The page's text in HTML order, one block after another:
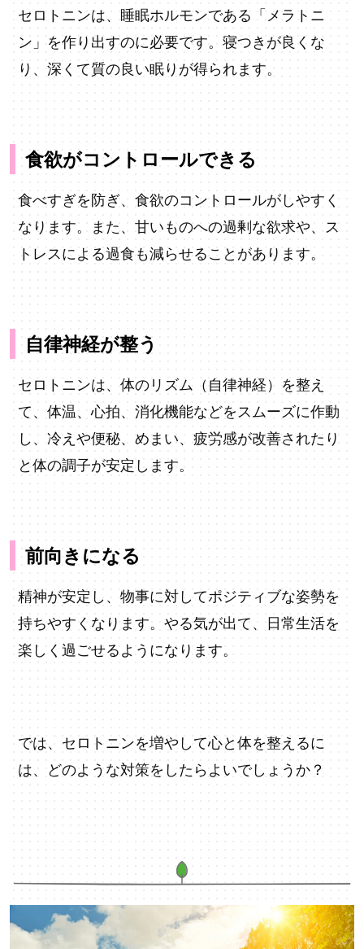
セロトニンは、睡眠ホルモンである「メラトニ
ン」を作り出すのに必要です。寝つきが良くな
り、深くて質の良い眠りが得られます。
食欲がコントロールできる
食べすぎを防ぎ、食欲のコントロールがしやすく
なります。また、甘いものへの過剰な欲求や、ス
トレスによる過食も減らせることがあります。
自律神経が整う
セロトニンは、体のリズム（自律神経）を整え
て、体温、心拍、消化機能などをスムーズに作動
し、冷えや便秘、めまい、疲労感が改善されたり
と体の調子が安定します。
前向きになる
精神が安定し、物事に対してポジティブな姿勢を
持ちやすくなります。やる気が出て、日常生活を
楽しく過ごせるようになります。
では、セロトニンを増やして心と体を整えるに
は、どのような対策をしたらよいでしょうか？